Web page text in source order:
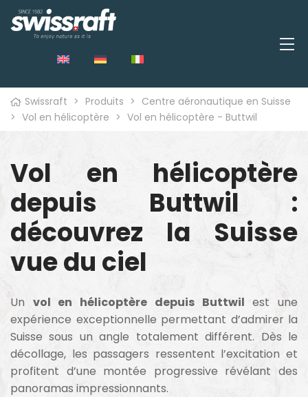
Swissraft > Produits > Centre aéronautique en Suisse
> Vol en hélicoptère > Vol en hélicoptère - Buttwil
Vol en hélicoptère
depuis Buttwil :
découvrez la Suisse
vue du ciel
Un vol en hélicoptère depuis Buttwil est une
expérience exceptionnelle permettant d’admirer la
Suisse sous un angle totalement différent. Dès le
décollage, les passagers ressentent l’excitation et
profitent d’une montée progressive révélant des
panoramas impressionnants.